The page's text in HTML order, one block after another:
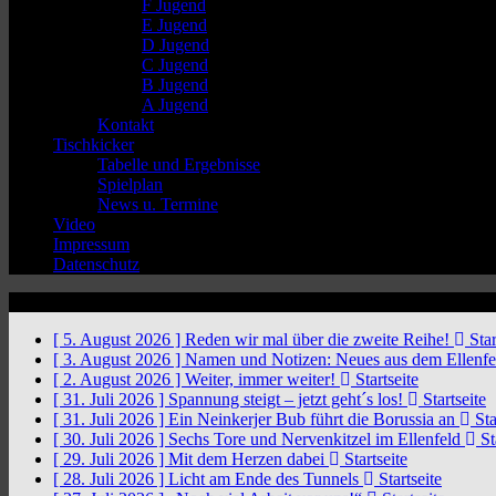
F Jugend
E Jugend
D Jugend
C Jugend
B Jugend
A Jugend
Kontakt
Tischkicker
Tabelle und Ergebnisse
Spielplan
News u. Termine
Video
Impressum
Datenschutz
[ 5. August 2026 ] Reden wir mal über die zweite Reihe!
[ 3. August 2026 ] Namen und Notizen: Neues aus dem
[ 2. August 2026 ] Weiter, immer weiter!
Startseite
[ 31. Juli 2026 ] Spannung steigt – jetzt geht´s los!
Startseite
[ 31. Juli 2026 ] Ein Neinkerjer Bub führt die Borussia an
[ 30. Juli 2026 ] Sechs Tore und Nervenkitzel im Ellenfeld
[ 29. Juli 2026 ] Mit dem Herzen dabei
Startseite
[ 28. Juli 2026 ] Licht am Ende des Tunnels
Startseite